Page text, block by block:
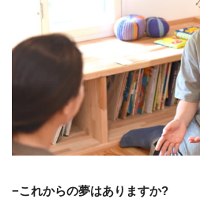
−これからの夢はありますか?